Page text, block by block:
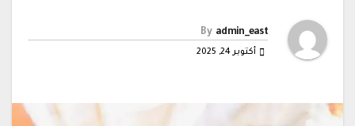
By admin_east
أكتوبر 24, 2025